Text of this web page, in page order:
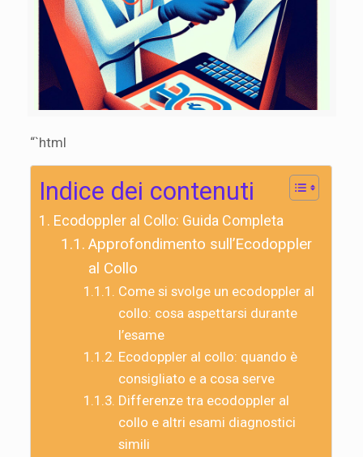
“`html
Indice dei contenuti
Ecodoppler al Collo: Guida Completa
Approfondimento sull’Ecodoppler
al Collo
Come si svolge un ecodoppler al
collo: cosa aspettarsi durante
l’esame
Ecodoppler al collo: quando è
consigliato e a cosa serve
Differenze tra ecodoppler al
collo e altri esami diagnostici
simili